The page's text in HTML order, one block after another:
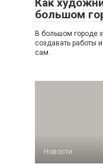
большом
В большом городе
создавать работы
сам.
Новости